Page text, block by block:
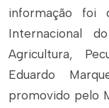
informação foi
Internacional
Agricultura,
Eduardo
promovido pelo